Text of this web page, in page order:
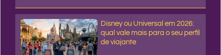
Disney ou Universal em 2026:
qual vale mais para o seu perfil
de viajante